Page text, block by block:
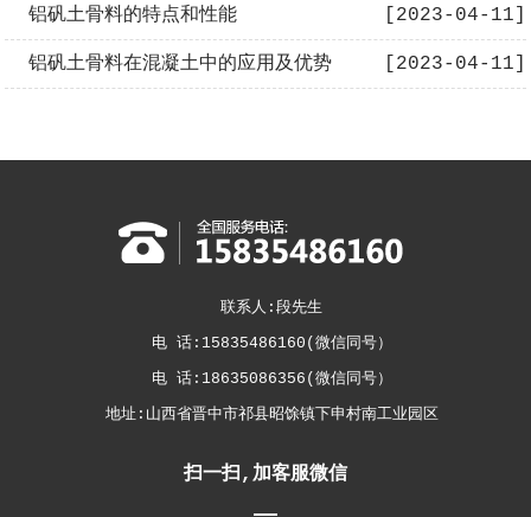
[2023-04-11]
铝矾土骨料的特点和性能
[2023-04-11]
铝矾土骨料在混凝土中的应用及优势
联系人:段先生
电 话:15835486160(微信同号）
电 话:18635086356(微信同号）
地址:山西省晋中市祁县昭馀镇下申村南工业园区
扫一扫,加客服微信